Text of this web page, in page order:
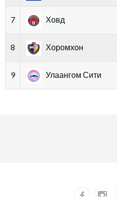
7 Ховд
8 Хоромхон
9 Улаангом Сити